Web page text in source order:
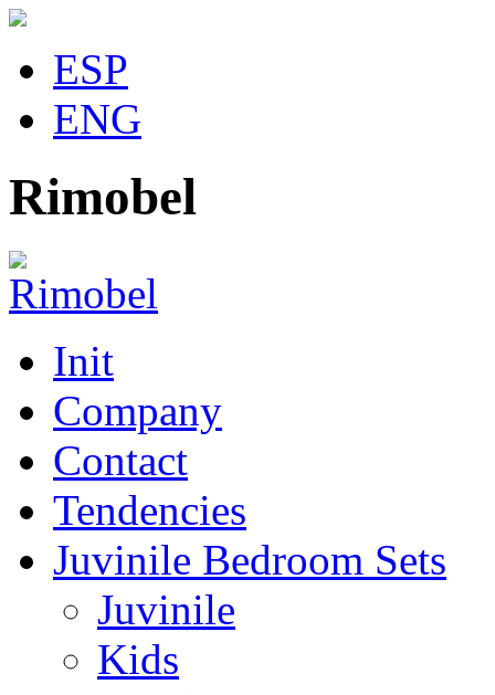
ESP
ENG
Rimobel
Init
Company
Contact
Tendencies
Juvinile Bedroom Sets
Juvinile
Kids